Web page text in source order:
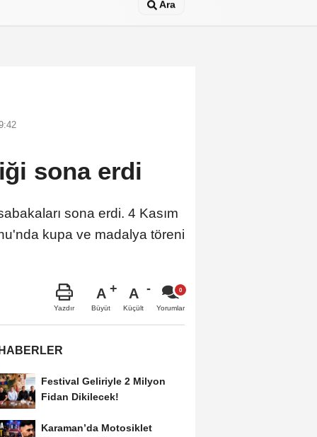
Ara
sona erdi
sona erdi. 4 Kasım
kupa ve madalya töreni
Yazdır
A
Büyüt
A
Küçült Yorumlar
Festival Geliriyle 2 Milyon
Fidan Dikilecek!
Karaman’da Motosiklet